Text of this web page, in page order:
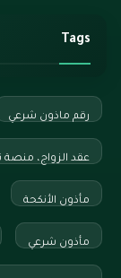
Tags
رقم ماذون شرعي
عقد الزواج، منصة
مأذون الأنكحة
مأذون شرعي